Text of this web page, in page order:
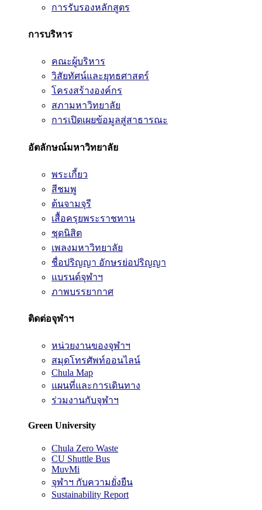
การรับรองหลักสูตร
การบริหาร
คณะผู้บริหาร
วิสัยทัศน์และยุทธศาสตร์
โครงสร้างองค์กร
สภามหาวิทยาลัย
การเปิดเผยข้อมูลสู่สาธารณะ
อัตลักษณ์มหาวิทยาลัย
พระเกี้ยว
สีชมพู
ต้นจามจุรี
เสื้อครุยพระราชทาน
ชุดนิสิต
เพลงมหาวิทยาลัย
ชื่อปริญญา อักษรย่อปริญญา
แบรนด์จุฬาฯ
ภาพบรรยากาศ
ติดต่อจุฬาฯ
หน่วยงานของจุฬาฯ
สมุดโทรศัพท์ออนไลน์
Chula Map
แผนที่และการเดินทาง
ร่วมงานกับจุฬาฯ
Green University
Chula Zero Waste
CU Shuttle Bus
MuvMi
จุฬาฯ กับความยั่งยืน
Sustainability Report